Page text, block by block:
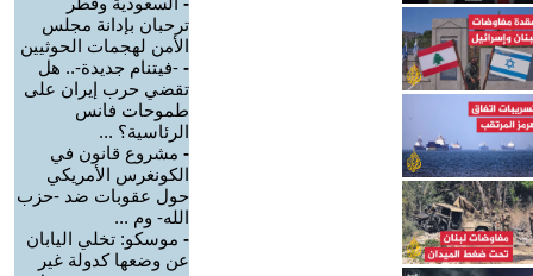
ترحبان بإدانة مجلس
الأمن لهجمات الحوثيين
- -فيتنام جديدة-.. هل
تقضي حرب إيران على
طموحات فانس
الرئاسية؟ ...
- مشروع قانون في
الكونغرس الأمريكي
حول عقوبات ضد -حزب
الله- وم ...
- موسكو: تخلي اليابان
عن وضعها كدولة غير